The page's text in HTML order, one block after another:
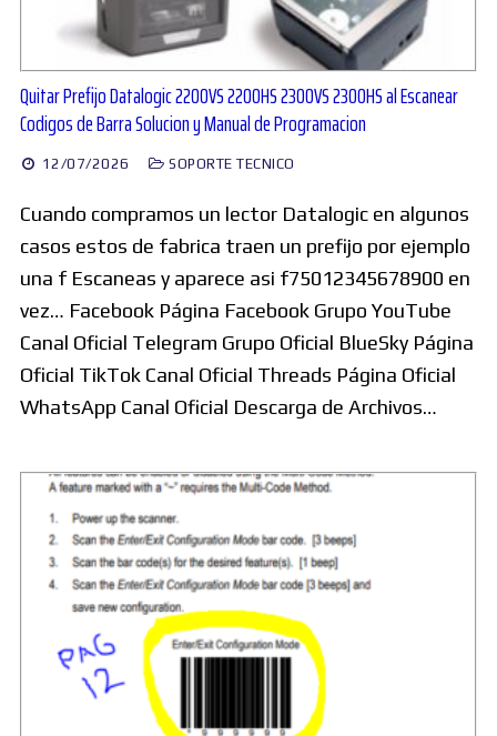
Quitar Prefijo Datalogic 2200VS 2200HS 2300VS 2300HS al Escanear
Codigos de Barra Solucion y Manual de Programacion
12/07/2026 SOPORTE TECNICO
Cuando compramos un lector Datalogic en algunos
casos estos de fabrica traen un prefijo por ejemplo
una f Escaneas y aparece asi f75012345678900 en
vez… Facebook Página Facebook Grupo YouTube
Canal Oficial Telegram Grupo Oficial BlueSky Página
Oficial TikTok Canal Oficial Threads Página Oficial
WhatsApp Canal Oficial Descarga de Archivos…